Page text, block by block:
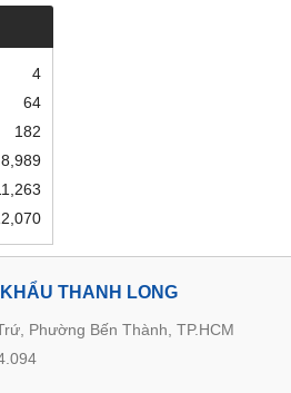
4
64
182
8,989
THANH LONG
Phường Bến Thành, TP.HCM